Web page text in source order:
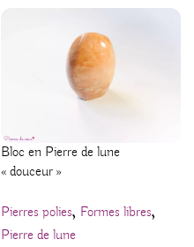
Bloc en Pierre de lune
« douceur »
Pierres polies, Formes libres,
Pierre de lune